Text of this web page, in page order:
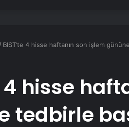
/ BIST’te 4 hisse haftanın son işlem
4 hisse
tedbirle